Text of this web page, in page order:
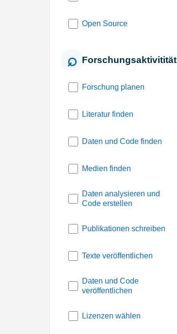
Open Source
Forschungsaktivitität
Forschung planen
Literatur finden
Daten und Code finden
Medien finden
Daten analysieren und
Code erstellen
Publikationen schreiben
Texte veröffentlichen
Daten und Code
veröffentlichen
Lizenzen wählen